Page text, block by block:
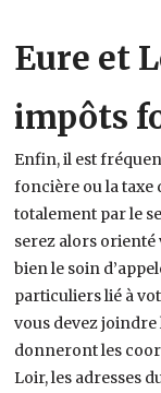
Eure et
impôts
Enfin, il est
foncière ou la taxe
totalement par le
serez alors
bien le soin
particuliers lié à
vous devez
donneront les
Loir, les adresses